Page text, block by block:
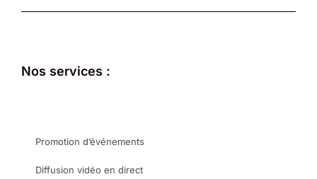
Nos services :
Promotion d’événements
Diffusion vidéo en direct